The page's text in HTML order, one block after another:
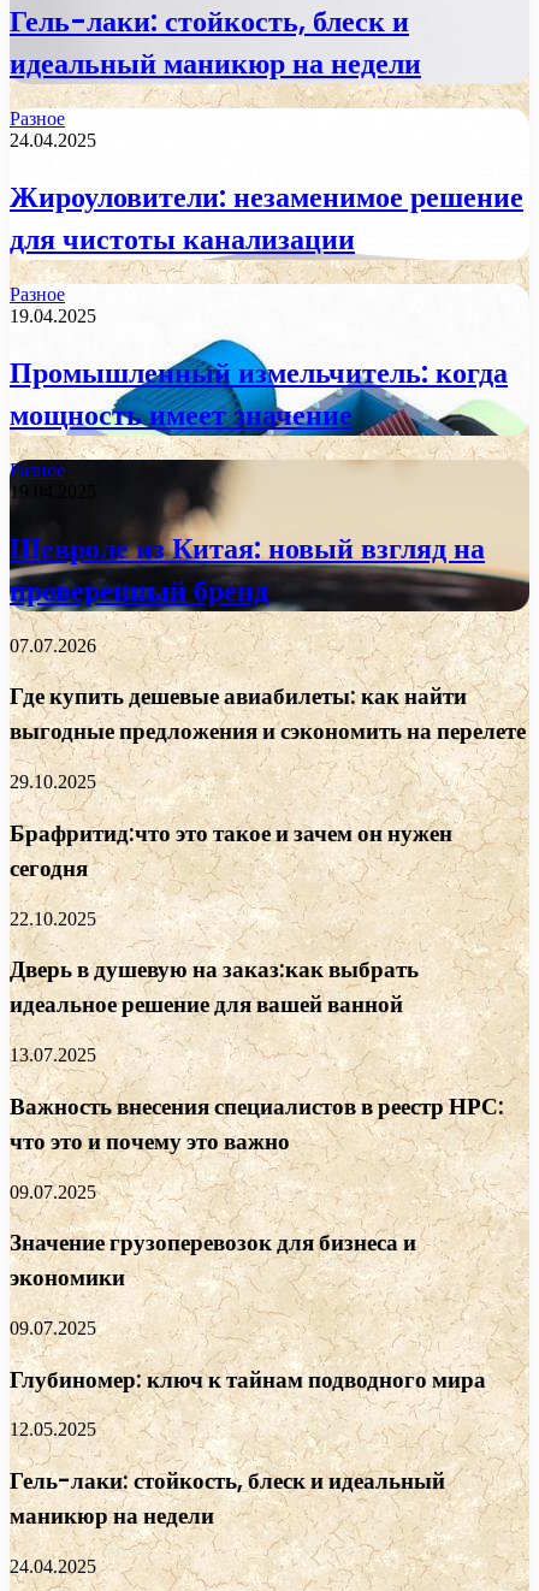
Гель-лаки: стойкость, блеск и
идеальный маникюр на недели
Разное
24.04.2025
Жироуловители: незаменимое решение
для чистоты канализации
Разное
19.04.2025
Промышленный измельчитель: когда
мощность имеет значение
Разное
19.04.2025
Шевроле из Китая: новый взгляд на
проверенный бренд
07.07.2026
Где купить дешевые авиабилеты: как найти
выгодные предложения и сэкономить на перелете
29.10.2025
Брафритид:что это такое и зачем он нужен
сегодня
22.10.2025
Дверь в душевую на заказ:как выбрать
идеальное решение для вашей ванной
13.07.2025
Важность внесения специалистов в реестр НРС:
что это и почему это важно
09.07.2025
Значение грузоперевозок для бизнеса и
экономики
09.07.2025
Глубиномер: ключ к тайнам подводного мира
12.05.2025
Гель-лаки: стойкость, блеск и идеальный
маникюр на недели
24.04.2025